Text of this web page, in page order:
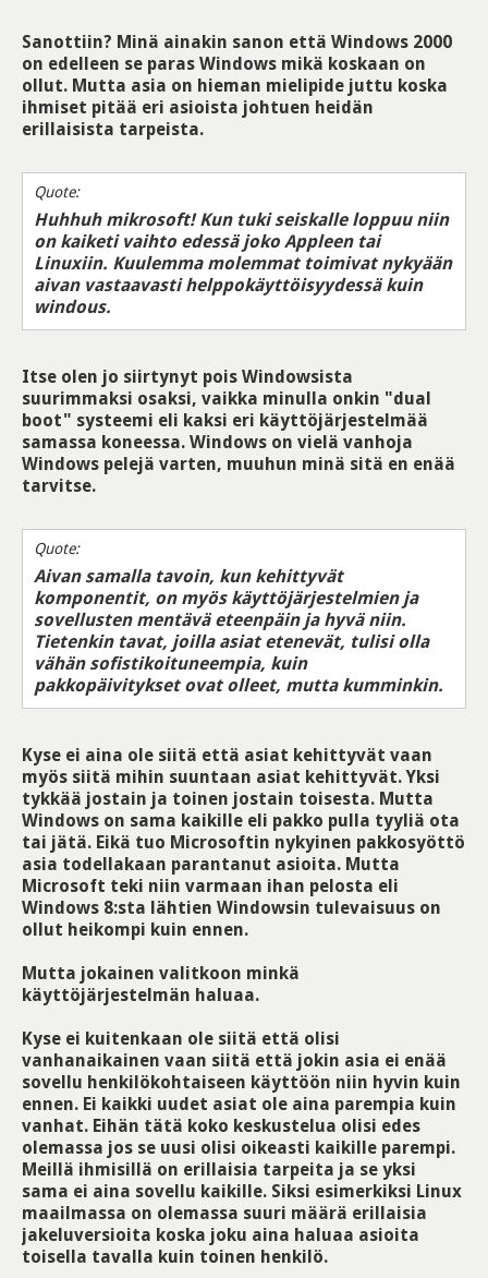
Sanottiin? Minä ainakin sanon että Windows 2000
on edelleen se paras Windows mikä koskaan on
ollut. Mutta asia on hieman mielipide juttu koska
ihmiset pitää eri asioista johtuen heidän
erillaisista tarpeista.
Quote:
Huhhuh mikrosoft! Kun tuki seiskalle loppuu niin
on kaiketi vaihto edessä joko Appleen tai
Linuxiin. Kuulemma molemmat toimivat nykyään
aivan vastaavasti helppokäyttöisyydessä kuin
windous.
Itse olen jo siirtynyt pois Windowsista
suurimmaksi osaksi, vaikka minulla onkin "dual
boot" systeemi eli kaksi eri käyttöjärjestelmää
samassa koneessa. Windows on vielä vanhoja
Windows pelejä varten, muuhun minä sitä en enää
tarvitse.
Quote:
Aivan samalla tavoin, kun kehittyvät
komponentit, on myös käyttöjärjestelmien ja
sovellusten mentävä eteenpäin ja hyvä niin.
Tietenkin tavat, joilla asiat etenevät, tulisi olla
vähän sofistikoituneempia, kuin
pakkopäivitykset ovat olleet, mutta kumminkin.
Kyse ei aina ole siitä että asiat kehittyvät vaan
myös siitä mihin suuntaan asiat kehittyvät. Yksi
tykkää jostain ja toinen jostain toisesta. Mutta
Windows on sama kaikille eli pakko pulla tyyliä ota
tai jätä. Eikä tuo Microsoftin nykyinen pakkosyöttö
asia todellakaan parantanut asioita. Mutta
Microsoft teki niin varmaan ihan pelosta eli
Windows 8:sta lähtien Windowsin tulevaisuus on
ollut heikompi kuin ennen.
Mutta jokainen valitkoon minkä
käyttöjärjestelmän haluaa.
Kyse ei kuitenkaan ole siitä että olisi
vanhanaikainen vaan siitä että jokin asia ei enää
sovellu henkilökohtaiseen käyttöön niin hyvin kuin
ennen. Ei kaikki uudet asiat ole aina parempia kuin
vanhat. Eihän tätä koko keskustelua olisi edes
olemassa jos se uusi olisi oikeasti kaikille parempi.
Meillä ihmisillä on erillaisia tarpeita ja se yksi
sama ei aina sovellu kaikille. Siksi esimerkiksi Linux
maailmassa on olemassa suuri määrä erillaisia
jakeluversioita koska joku aina haluaa asioita
toisella tavalla kuin toinen henkilö.